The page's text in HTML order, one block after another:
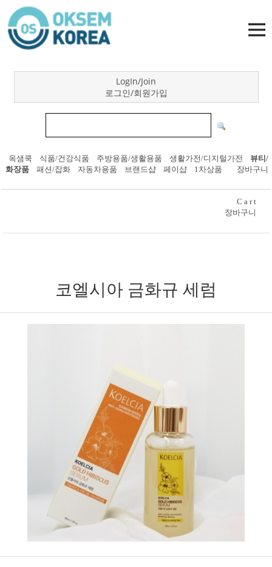
LogIn/Join
로그인/회원가입
옥샘쿡 식품/건강식품 주방용품/생활용품 생활가전/디지털가전
뷰티/
화장품
패션/잡화 자동차용품 브랜드샵 페이샵 1차상품 장바구니
C a r t
장바구니
코엘시아 금화규 세럼